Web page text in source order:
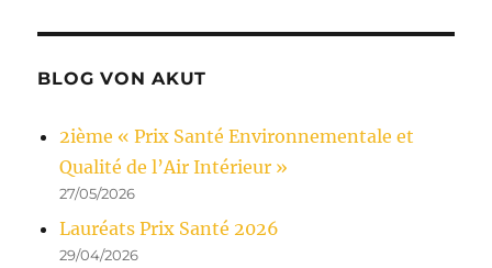
BLOG VON AKUT
2ième « Prix Santé Environnementale et
Qualité de l’Air Intérieur »
27/05/2026
Lauréats Prix Santé 2026
29/04/2026